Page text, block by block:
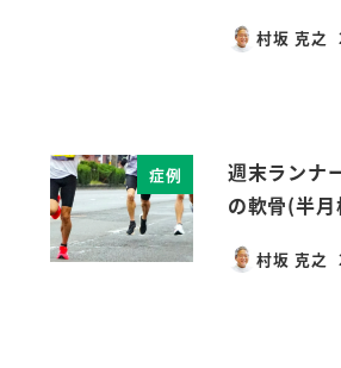
村坂 克之
症例
週末ランナ
の軟骨(半
村坂 克之